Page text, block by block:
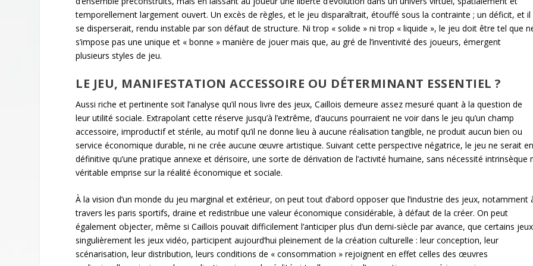
temporellement largement ouvert. Un excès de règles, et le jeu disparaîtrait, étouffé sous la contrainte ; un déficit, et il
se disperserait, rendu instable par son défaut de structure. Ni trop « solide » ni trop « liquide », le jeu doit être tel que
s’impose pas une unique et « bonne » manière de jouer mais que, au gré de l’inventivité des joueurs, émergent
plusieurs styles de jeu.
LE JEU, MANIFESTATION ACCESSOIRE OU DÉTERMINANT ESSENTIEL ?
Aussi riche et pertinente soit l’analyse qu’il nous livre des jeux, Caillois demeure assez mesuré quant à la question de
leur utilité sociale. Extrapolant cette réserve jusqu’à l’extrême, d’aucuns pourraient ne voir dans le jeu qu’un champ
accessoire, improductif et stérile, au motif qu’il ne donne lieu à aucune réalisation tangible, ne produit aucun bien ou
service économique durable, ni ne crée aucune œuvre artistique. Suivant cette perspective négatrice, le jeu ne serait en
définitive qu’une pratique annexe et dérisoire, une sorte de dérivation de l’activité humaine, sans nécessité intrinsèque
véritable emprise sur la réalité économique et sociale.
À la vision d’un monde du jeu marginal et extérieur, on peut tout d’abord opposer que l’industrie des jeux, notamment
travers les paris sportifs, draine et redistribue une valeur économique considérable, à défaut de la créer. On peut
également objecter, même si Caillois pouvait difficilement l’anticiper plus d’un demi-siècle par avance, que certains
singulièrement les jeux vidéo, participent aujourd’hui pleinement de la création culturelle : leur conception, leur
scénarisation, leur distribution, leurs conditions de « consommation » rejoignent en effet celles des œuvres